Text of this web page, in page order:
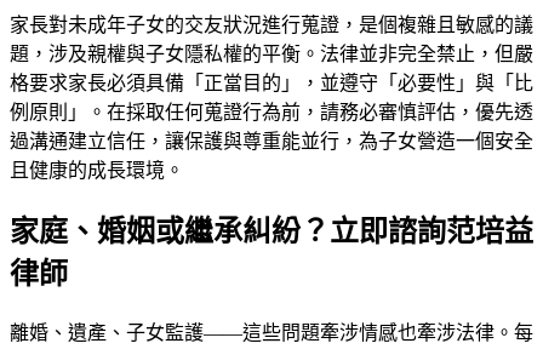
家長對未成年子女的交友狀況進行蒐證，是個複雜且敏感的議
題，涉及親權與子女隱私權的平衡。法律並非完全禁止，但嚴
格要求家長必須具備「正當目的」，並遵守「必要性」與「比
例原則」。在採取任何蒐證行為前，請務必審慎評估，優先透
過溝通建立信任，讓保護與尊重能並行，為子女營造一個安全
且健康的成長環境。
家庭、婚姻或繼承糾紛？立即諮詢范培益
律師
離婚、遺產、子女監護——這些問題牽涉情感也牽涉法律。每